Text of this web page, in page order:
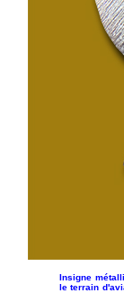
Insigne
le terrain